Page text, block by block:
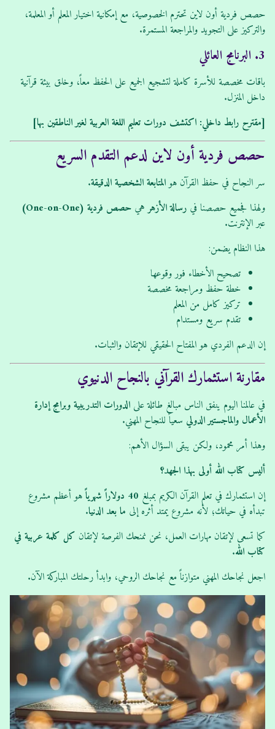
حصص فردية أون لاين تحترم الخصوصية، مع إمكانية اختيار المعلم أو المعلمة،
والتركيز على التجويد والمراجعة المستمرة.
3. البرنامج العائلي
باقات مخصصة للأسرة كاملة لتشجيع الجميع على الحفظ معاً، وخلق بيئة قرآنية
داخل المنزل.
[مقترح رابط داخلي: اكتشف دورات تعليم اللغة العربية لغير الناطقين بها]
حصص فردية أون لاين لدعم التقدم السريع
سر النجاح في حفظ القرآن هوالمتابعة الشخصية الدقيقة.
ولهذا فجميع حصصنا في رسالة الأزهرهي حصص فردية (One-on-One)
عبر الإنترنت.
هذا النظام يضمن:
تصحيح الأخطاء فور وقوعها
خطة حفظ ومراجعة مخصصة
تركيز كامل من المعلم
تقدم سريع ومستدام
إن الدعم الفردي هو المفتاح الحقيقي للإتقان والثبات.
مقارنة استثمارك القرآني بالنجاح الدنيوي
في عالمنا اليوم ينفق الناس مبالغ طائلة على الدورات التدريبية وبرامج إدارة
الأعمال والماجستير الدولي سعياً للنجاح المهني.
وهذا أمر محمود، ولكن يبقى السؤال الأهم:
أليس كتاب الله أولى بهذا الجهد؟
إن استثمارك في تعلم القرآن الكريم بمبلغ 40 دولاراً شهرياً
هو أعظم مشروع
تبدأه في حياتك؛ لأنه مشروع يمتد أثره إلى ما بعد الدنيا.
كما تسعى لإتقان مهارات العمل، نحن نمنحك الفرصة لإتقان كل كلمة عربية في
كتاب الله.
اجعل نجاحك المهني متوازناً مع نجاحك الروحي، وابدأ رحلتك المباركة الآن.